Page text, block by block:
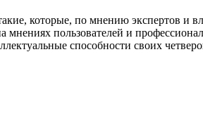
которые, по мнению экспертов и
пользователей и
способности своих